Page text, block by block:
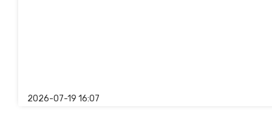
2026-07-19 16:07